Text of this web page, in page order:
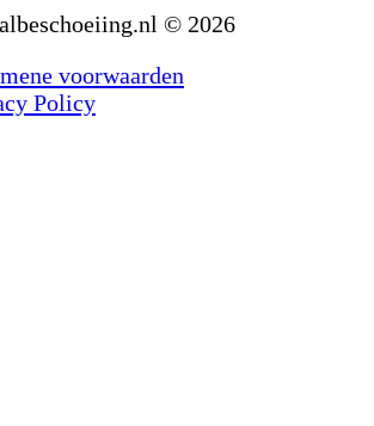
© 2026
voorwaarden
Policy